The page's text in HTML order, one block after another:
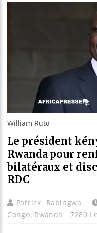
William Ruto
Le président
Rwanda pour
bilatéraux et
RDC
Patrick Babingwa
Congo, Rwanda 7280